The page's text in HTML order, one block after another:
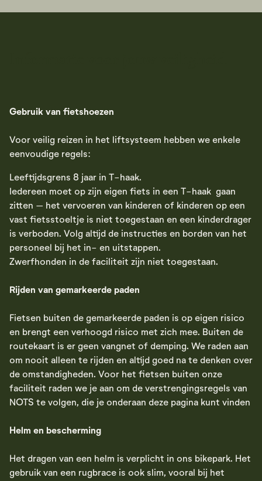
Gebruik van fietshoezen
Voor veilig reizen in het liftsysteem hebben we enkele
eenvoudige regels:
Leeftijdsgrens 8 jaar in T-haak.
Iedereen moet op zijn eigen fiets in een T-haak gaan
zitten – het vervoeren van kinderen of kinderen op een
vast fietsstoeltje is niet toegestaan en een kinderdrager
is verboden. Volg altijd de instructies en borden van het
personeel bij het in- en uitstappen.
Zwerfhonden in de faciliteit zijn niet toegestaan.
Rijden van gemarkeerde paden
Fietsen buiten de gemarkeerde paden is op eigen risico
en brengt een verhoogd risico met zich mee. Buiten de
routekaart is er geen vangnet of demping. We raden aan
om nooit alleen te rijden en altijd goed na te denken over
de omstandigheden. Voor het fietsen buiten onze
faciliteit raden we je aan om de verstrengingsregels van
NOTS te volgen, die je onderaan deze pagina kunt vinden
Helm en bescherming
Het dragen van een helm is verplicht in ons bikepark. Het
gebruik van een rugbrace is ook slim, vooral bij het